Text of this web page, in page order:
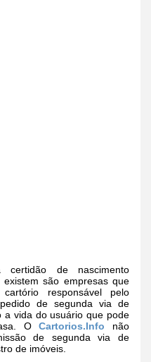
de nascimento
são empresas que
responsável pelo
de segunda via de
a vida do usuário que pode
OCartorios.Info não
de segunda via de
de imóveis.